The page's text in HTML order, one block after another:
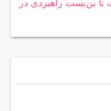
تا بن‌بست راهبردی در